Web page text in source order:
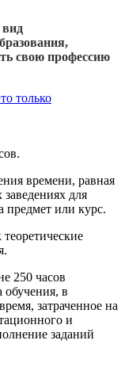
вид
свою профессию
только
времени, равная
для
предмет или курс.
250 часов
обучения, в
затраченное на
и
заданий